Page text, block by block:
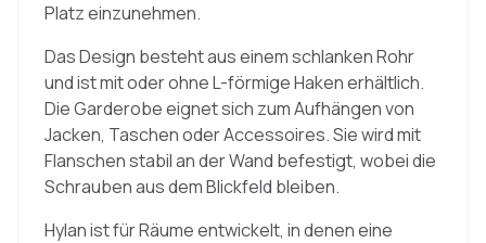
Platz einzunehmen.
Das Design besteht aus einem schlanken Rohr
und ist mit oder ohne L-förmige Haken erhältlich.
Die Garderobe eignet sich zum Aufhängen von
Jacken, Taschen oder Accessoires. Sie wird mit
Flanschen stabil an der Wand befestigt, wobei die
Schrauben aus dem Blickfeld bleiben.
Hylan ist für Räume entwickelt, in denen eine